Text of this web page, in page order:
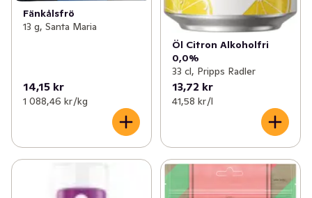
Fänkålsfrö
13 g, Santa Maria
14,15 kr
1 088,46 kr /kg
Öl Citron Alkoholfri
0,0%
33 cl, Pripps Radler
13,72 kr
41,58 kr /l